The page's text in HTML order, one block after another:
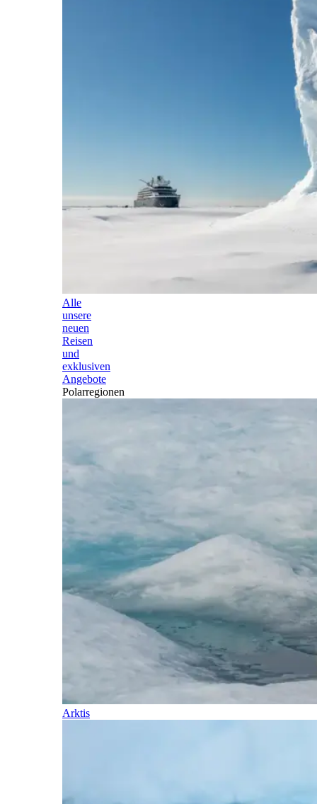
Alle
unsere
neuen
Reisen
und
exklusiven
Angebote
Polarregionen
Arktis